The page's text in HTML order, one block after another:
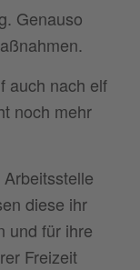
Genauso
auch nach elf
noch mehr
diese ihr
und für ihre
Freizeit